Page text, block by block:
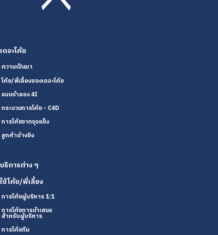
เดอะโค้ช
ความเป็นมา
โค้ช/พี่เลี้ยงของเดอะโค้ช
แบบจำลอง 4I
กระบวนการโค้ช - C4D
การโค้ชจากจุดแข็ง
ลูกค้าอ้างอิง
บริการต่าง ๆ
ใช้โค้ช/พี่เลี้ยง
การโค้ชผู้บริหาร 1:1
การโค้ชการนำเสนอ
สำหรับผู้บริหาร
การโค้ชทีม